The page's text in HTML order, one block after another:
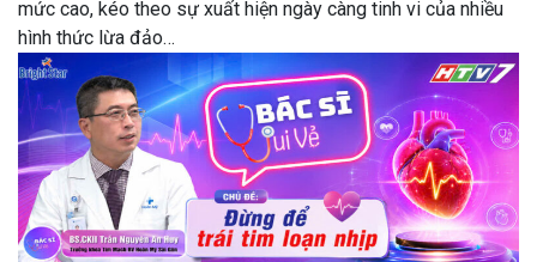
mức cao, kéo theo sự xuất hiện ngày càng tinh vi của nhiều
hình thức lừa đảo…